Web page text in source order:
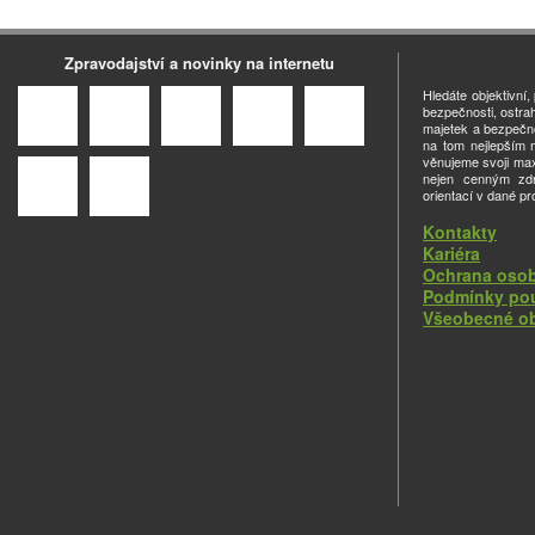
Zpravodajství a novinky na internetu
Hledáte
bezpečnosti,
majetek a
na tom nejlepším
věnujeme svoji
nejen cenným
orientací v dané
Kontakty
Kariéra
Ochrana
Podmínky
Všeobecné